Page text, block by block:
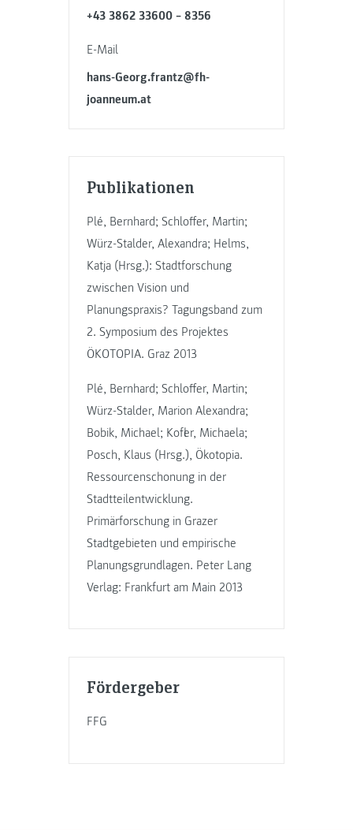
+43 3862 33600 – 8356
E-Mail
hans-Georg.frantz@fh-
joanneum.at
Publikationen
Plé, Bernhard; Schloffer, Martin;
Würz-Stalder, Alexandra; Helms,
Katja (Hrsg.): Stadtforschung
zwischen Vision und
Planungspraxis? Tagungsband zum
2. Symposium des Projektes
ÖKOTOPIA. Graz 2013
Plé, Bernhard; Schloffer, Martin;
Würz-Stalder, Marion Alexandra;
Bobik, Michael; Kofler, Michaela;
Posch, Klaus (Hrsg.), Ökotopia.
Ressourcenschonung in der
Stadtteilentwicklung.
Primärforschung in Grazer
Stadtgebieten und empirische
Planungsgrundlagen. Peter Lang
Verlag: Frankfurt am Main 2013
Fördergeber
FFG